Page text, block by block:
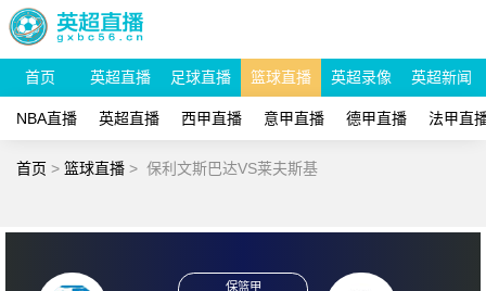
首页 英超直播 足球直播 篮球直播 英超录像 英超新闻
NBA直播 英超直播 西甲直播 意甲直播 德甲直播 法甲直
首页 > 篮球直播 > 保利文斯巴达VS莱夫斯基